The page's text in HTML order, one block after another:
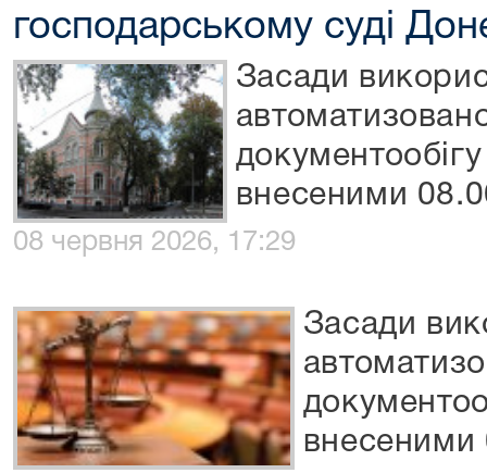
господарському суді
Засади
внесеними
08 червня 2026, 17:29
Засади
внесеними